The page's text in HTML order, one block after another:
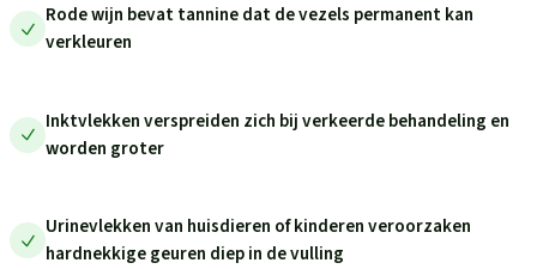
Rode wijn bevat tannine dat de vezels permanent kan
verkleuren
Inktvlekken verspreiden zich bij verkeerde behandeling en
worden groter
Urinevlekken van huisdieren of kinderen veroorzaken
hardnekkige geuren diep in de vulling